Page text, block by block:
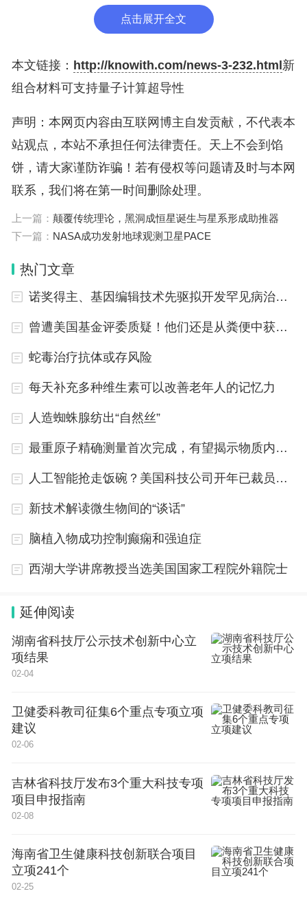
交替方向旋转。
当研究人员通过各种成像技术来表征这一组合材料的
结构和电性能后，证实在材料之间的界面处，存在手
超导性和铁磁性是“竞争关系”，在铁磁材料系统中很
少能找到强大的超导性。
研究人员相信，该系统有助于寻找一种与马约拉纳粒
子具有类似行为的材料系统。马约拉纳粒子是1937
年首次假设出的亚原子粒子，能充当自己的反粒子。
为手性马约拉纳的存在提供实验证据，将是创建拓扑
量子计算机的关键一步。
点击展开全文
本文链接： http://knowith.com/news-3-232.html 新
组合材料可支持量子计算超导性
声明：本网页内容由互联网博主自发贡献，不代表本
站观点，本站不承担任何法律责任。天上不会到馅
饼，请大家谨防诈骗！若有侵权等问题请及时与本网
联系，我们将在第一时间删除处理。
上一篇： 颠覆传统理论，黑洞成恒星诞生与星系形成助推器
下一篇： NASA成功发射地球观测卫星PACE
热门文章
诺奖得主、基因编辑技术先驱拟开发罕见病治疗通用策略
曾遭美国基金评委质疑！他们还是从粪便中获得意外发现
蛇毒治疗抗体或存风险
每天补充多种维生素可以改善老年人的记忆力
人造蜘蛛腺纺出“自然丝”
最重原子精确测量首次完成，有望揭示物质内部秘密
人工智能抢走饭碗？美国科技公司开年已裁员万人
新技术解读微生物间的“谈话”
脑植入物成功控制癫痫和强迫症
西湖大学讲席教授当选美国国家工程院外籍院士
延伸阅读
湖南省科技厅公示技术创新中心立
项结果
02-04
卫健委科教司征集6个重点专项立项
建议
02-06
吉林省科技厅发布3个重大科技专项
项目申报指南
02-08
海南省卫生健康科技创新联合项目
立项241个
02-25